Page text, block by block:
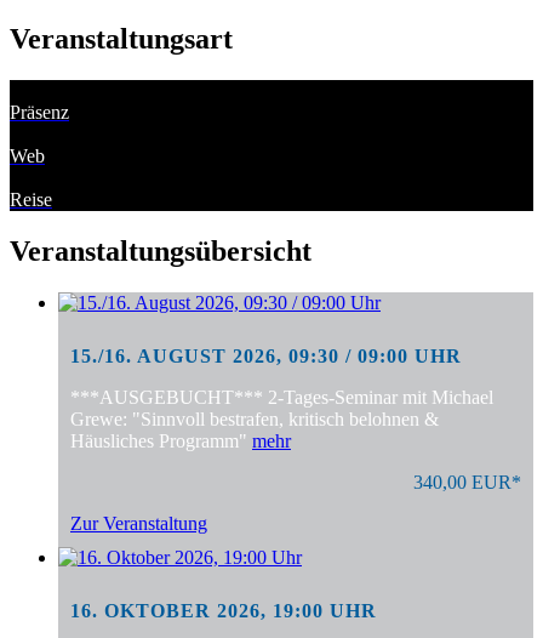
Veranstaltungsart
Präsenz
Web
Reise
Veranstaltungsübersicht
15./16. AUGUST 2026, 09:30 / 09:00 UHR
***AUSGEBUCHT*** 2-Tages-Seminar mit Michael
Grewe: "Sinnvoll bestrafen, kritisch belohnen &
Häusliches Programm" mehr
340,00 EUR*
Zur Veranstaltung
16. OKTOBER 2026, 19:00 UHR